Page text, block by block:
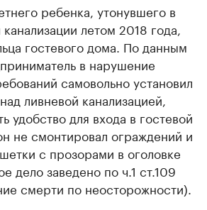
ребенка, утонувшего в
летом 2018 года,
гостевого дома. По данным
в нарушение
самовольно установил
ливневой канализацией,
удобство для входа в гостевой
не смонтировал ограждений и
с прозорами в оголовке
дело заведено по ч.1 ст.109
смерти по неосторожности).